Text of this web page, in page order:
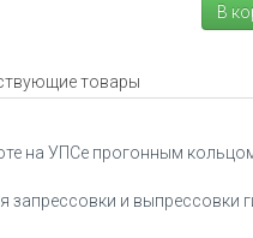
товары
на УПСе прогонным
запрессовки и выпрессовки